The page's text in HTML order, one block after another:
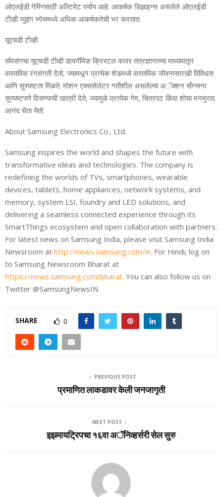
ओएलईडी गेमिंगसाठी अल्टिमेट पर्याय आहे. आकर्षक डिझाइन्‍स असलेले ओएलईडी
टीव्‍ही व्‍युइंग स्‍पेसमध्‍ये अधिक आकर्षकतेची भर करतात.
यूएचडी टीव्‍ही
सॅमसंगचा यूएचडी टीव्‍ही डायनॅमिक क्रिस्‍टल कलर तंत्रज्ञानाच्‍या माध्‍यमातून
वास्‍तविक रंगसंगती देतो, ज्‍यामधून प्रत्‍येक शेडमध्‍ये वास्‍तविक जीवनासारखी विविधता
आणि सुस्‍पष्‍टता मिळते. मोशन एक्‍ससेलेटर गतीशील असलेल्‍या अॅक्‍शन सीन्‍सना
सुस्‍पष्‍टपणे दिसण्‍याची खात्री देते, ज्‍यामुळे प्रत्‍येक गेम, चित्रपट किंवा शोचा मनमुराद
आनंद घेता येतो.
About Samsung Electronics Co., Ltd.
Samsung inspires the world and shapes the future with
transformative ideas and technologies. The company is
redefining the worlds of TVs, smartphones, wearable
devices, tablets, home appliances, network systems, and
memory, system LSI, foundry and LED solutions, and
delivering a seamless connected experience through its
SmartThings ecosystem and open collaboration with partners.
For latest news on Samsung India, please visit Samsung India
Newsroom at http://news.samsung.com/in. For Hindi, log on
to Samsung Newsroom Bharat at
https://news.samsung.com/bharat. You can also follow us on
Twitter @SamsungNewsIN
SHARE 0
PREVIOUS POST
प्रमाणित लाकडावर केली जनजागृती
NEXT POST
इझमायट्रिपचा १६वा अॅनिव्‍हर्सरी सेल सुरु